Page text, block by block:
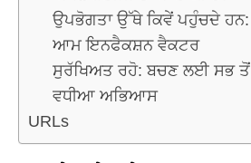
ਉਪਭੋਗਤਾ ਉੱਥੇ ਕਿਵੇਂ ਪਹੁੰਚਦੇ ਹਨ:
ਆਮ ਇਨਫੈਕਸ਼ਨ ਵੈਕਟਰ
ਸੁਰੱਖਿਅਤ ਰਹੋ: ਬਚਣ ਲਈ ਸਭ ਤੋਂ
ਵਧੀਆ ਅਭਿਆਸ
URLs